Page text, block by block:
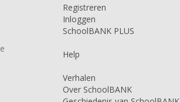
Registreren
Inloggen
SchoolBANK PLUS
Help
Verhalen
Over SchoolBANK